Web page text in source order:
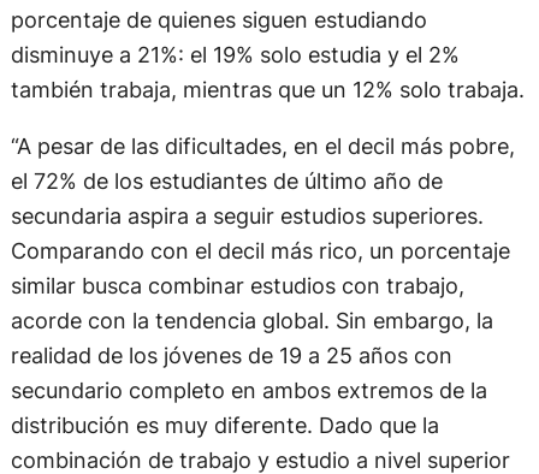
porcentaje de quienes siguen estudiando
disminuye a 21%: el 19% solo estudia y el 2%
también trabaja, mientras que un 12% solo trabaja.
“A pesar de las dificultades, en el decil más pobre,
el 72% de los estudiantes de último año de
secundaria aspira a seguir estudios superiores.
Comparando con el decil más rico, un porcentaje
similar busca combinar estudios con trabajo,
acorde con la tendencia global. Sin embargo, la
realidad de los jóvenes de 19 a 25 años con
secundario completo en ambos extremos de la
distribución es muy diferente. Dado que la
combinación de trabajo y estudio a nivel superior